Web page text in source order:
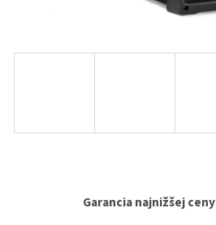
Garancia najnižšej ceny